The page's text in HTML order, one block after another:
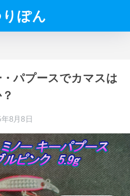
ぽん
・パプースでカマスは
8月8日